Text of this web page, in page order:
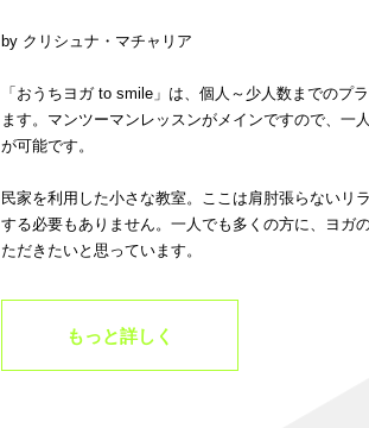
by クリシュナ・マチャリア
「おうちヨガ to smile」は、個人～少人数までのプ
ます。マンツーマンレッスンがメインですので、一
が可能です。
民家を利用した小さな教室。ここは肩肘張らないリ
する必要もありません。一人でも多くの方に、ヨガ
ただきたいと思っています。
もっと詳しく